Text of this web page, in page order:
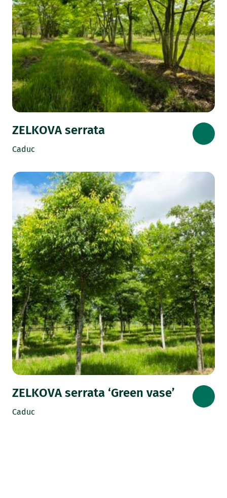
ZELKOVA serrata
Caduc
ZELKOVA serrata ‘Green vase’
Caduc